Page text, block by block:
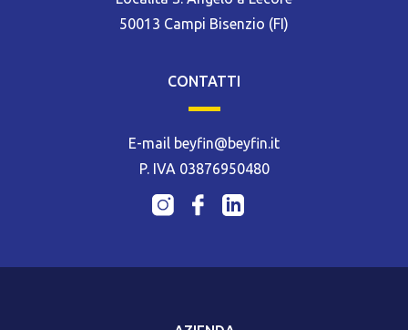
50013 Campi Bisenzio (FI)
CONTATTI
E-mail beyfin@beyfin.it
P. IVA 03876950480